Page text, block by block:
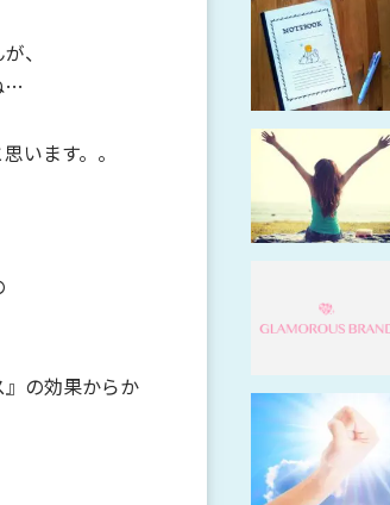
、
…
います。。
の効果からか